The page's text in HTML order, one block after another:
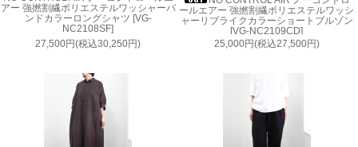
アー 強撚割繊ポリエステルワッシャーバ
ンドカラーロングシャツ [VG-
NC2108SF]
27,500円(税込30,250円)
ールエアー 強撚割繊ポリエステルワッシ
ャーリブライクカラーショートブルゾン
[VG-NC2109CD]
25,000円(税込27,500円)